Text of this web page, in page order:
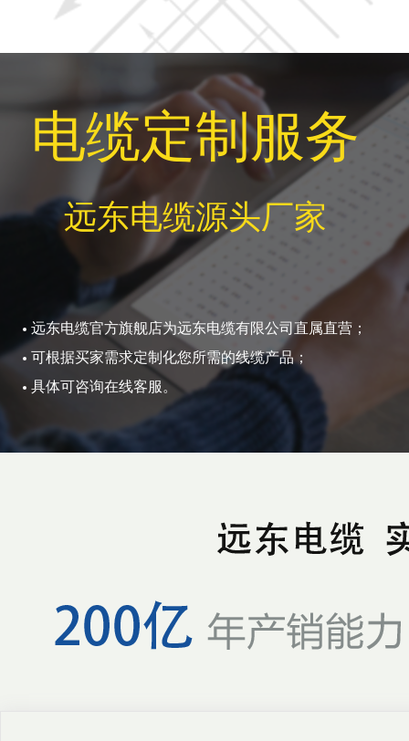
电缆定制服务
远东电缆源头厂家
远东电缆官方旗舰店为远东电缆有限公司直属直营；
可根据买家需求定制化您所需的线缆产品；
具体可咨询在线客服。